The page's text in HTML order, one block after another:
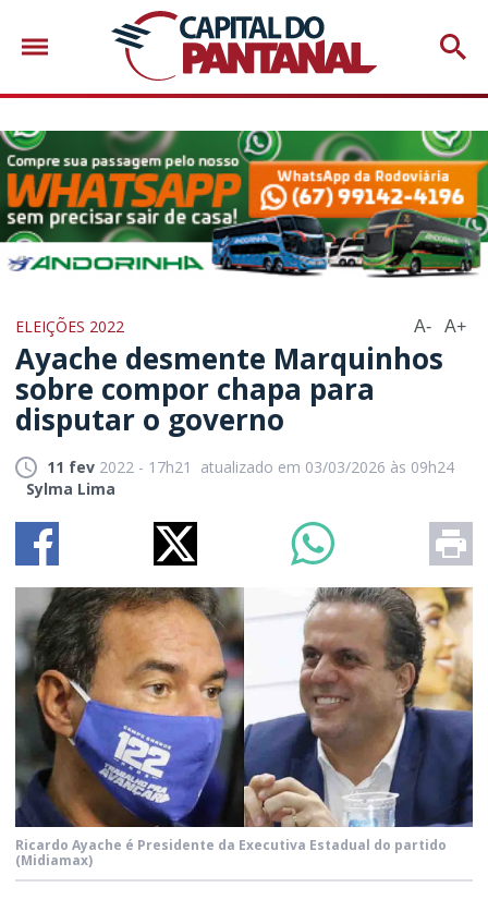
ELEIÇÕES 2022 A- A+
Ayache desmente Marquinhos
sobre compor chapa para
disputar o governo
11 fev 2022 - 17h21
atualizado em 03/03/2026 às 09h24
Sylma Lima
Ricardo Ayache é Presidente da Executiva Estadual do partido
(Midiamax)